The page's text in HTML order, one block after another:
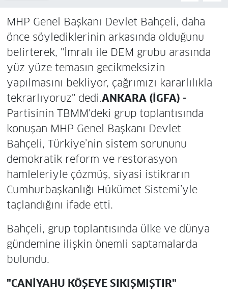
MHP Genel Başkanı Devlet Bahçeli, daha
önce söylediklerinin arkasında olduğunu
belirterek, "İmralı ile DEM grubu arasında
yüz yüze temasın gecikmeksizin
yapılmasını bekliyor, çağrımızı kararlılıkla
tekrarlıyoruz" dedi.ANKARA (İGFA) -
Partisinin TBMM'deki grup toplantısında
konuşan MHP Genel Başkanı Devlet
Bahçeli, Türkiye’nin sistem sorununu
demokratik reform ve restorasyon
hamleleriyle çözmüş, siyasi istikrarın
Cumhurbaşkanlığı Hükümet Sistemi’yle
taçlandığını ifade etti.
Bahçeli, grup toplantısında ülke ve dünya
gündemine ilişkin önemli saptamalarda
bulundu.
"CANİYAHU KÖŞEYE SIKIŞMIŞTIR"